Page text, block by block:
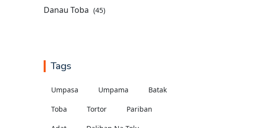
Danau Toba (45)
Tags
Umpasa Umpama Batak
Toba Tortor Pariban